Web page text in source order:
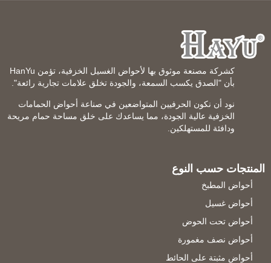
كشركة مصنعة موثوق بها لأحواض الغسيل الخزفية، تؤمن HanYu
بأن "الصدق يكسب السمعة، والجودة تخلق علامات تجارية رائعة".
نود أن نكون الحرفيين المتواضعين في صناعة أحواض الحمامات
الخزفية عالية الجودة، مما يساعدك على خلق مساحة حمام مريحة
ودافئة للمستهلكين.
المنتجات حسب النوع
أحواض المطبخ
أحواض غسيل
أحواض تحت الحوض
أحواض نصف مغمورة
أحواض مثبتة على الحائط